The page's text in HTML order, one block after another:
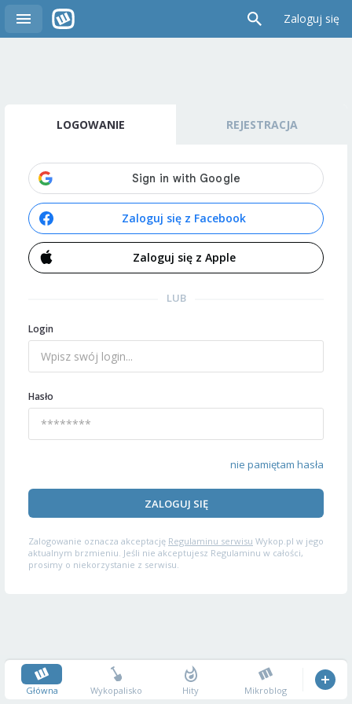
Zaloguj się
LOGOWANIE REJESTRACJA
Zaloguj się z Facebook
Zaloguj się z Apple
LUB
Login
Hasło
nie pamiętam hasła
ZALOGUJ SIĘ
Zalogowanie oznacza akceptację Regulaminu serwisu Wykop.pl w jego
aktualnym brzmieniu. Jeśli nie akceptujesz Regulaminu w całości,
prosimy o niekorzystanie z serwisu.
Główna Wykopalisko Hity Mikroblog